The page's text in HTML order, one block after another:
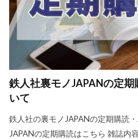
鉄人社裏モノJAPANの定
いて
鉄人社の裏モノJAPANの定期購読
JAPANの定期購読はこちら 雑誌内